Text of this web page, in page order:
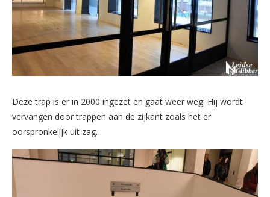
Deze trap is er in 2000 ingezet en gaat weer weg. Hij wordt
vervangen door trappen aan de zijkant zoals het er
oorspronkelijk uit zag.